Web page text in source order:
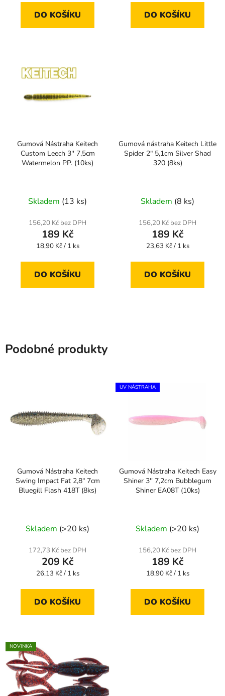
DO KOŠÍKU DO KOŠÍKU
Gumová Nástraha Keitech
Custom Leech 3'' 7,5cm
Watermelon PP. (10ks)
Skladem (13 ks)
156,20 Kč bez DPH
189 Kč
Měrná
18,90 Kč / 1 ks
DO KOŠÍKU
Gumová nástraha Keitech Little
Spider 2" 5,1cm Silver Shad
320 (8ks)
Skladem (8 ks)
156,20 Kč bez DPH
189 Kč
Měrná
23,63 Kč / 1 ks
DO KOŠÍKU
Podobné produkty
Gumová Nástraha Keitech
Swing Impact Fat 2,8" 7cm
Bluegill Flash 418T (8ks)
Skladem (>20 ks)
172,73 Kč bez DPH
209 Kč
Měrná
26,13 Kč / 1 ks
DO KOŠÍKU
UV NÁSTRAHA
Gumová Nástraha Keitech Easy
Shiner 3'' 7,2cm Bubblegum
Shiner EA08T (10ks)
Skladem (>20 ks)
156,20 Kč bez DPH
189 Kč
Měrná
18,90 Kč / 1 ks
DO KOŠÍKU
NOVINKA